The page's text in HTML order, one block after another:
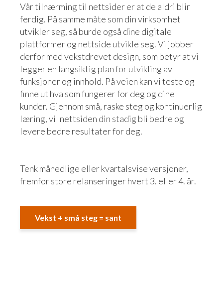
Vår tilnærming til nettsider er at de aldri blir
ferdig. På samme måte som din virksomhet
utvikler seg, så burde også dine digitale
plattformer og nettside utvikle seg. Vi jobber
derfor med vekstdrevet design, som betyr at vi
legger en langsiktig plan for utvikling av
funksjoner og innhold. På veien kan vi teste og
finne ut hva som fungerer for deg og dine
kunder. Gjennom små, raske steg og kontinuerlig
læring, vil nettsiden din stadig bli bedre og
levere bedre resultater for deg.
Tenk månedlige eller kvartalsvise versjoner,
fremfor store relanseringer hvert 3. eller 4. år.
Vekst + små steg = sant